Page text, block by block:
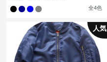
全4色
人気